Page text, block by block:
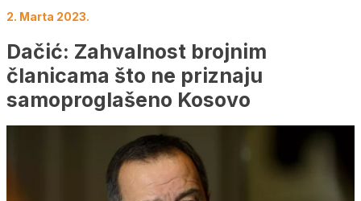
2. Marta 2023.
Dačić: Zahvalnost brojnim
članicama što ne priznaju
samoproglašeno Kosovo